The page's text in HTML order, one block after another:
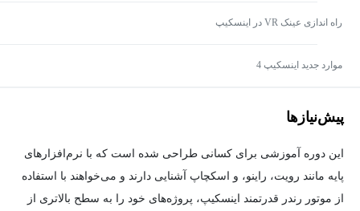
راه اندازی عینک VR در اینسکیپ
موارد جدید اینسکیپ 4
پیش‌نیاز‌ها
این دوره آموزشی برای کسانی طراحی شده است که با نرم‌افزارهای
پایه مانند رویت، راینو، و اسکچاپ آشنایی دارند و می‌خواهند با استفاده
از موتور رندر قدرتمند اینسکیپ، پروژه‌های خود را به سطح بالاتری از